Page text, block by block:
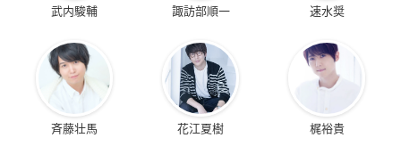
武内駿輔 諏訪部順一 速水奨
斉藤壮馬 花江夏樹 梶裕貴